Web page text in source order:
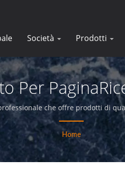
Società Prodotti
Per
che offre prodotti di
Home